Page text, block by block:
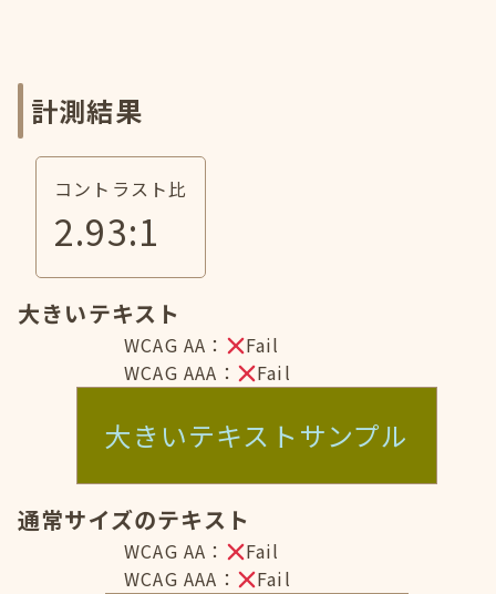
計測結果
コントラスト比
2.93:1
大きいテキスト
WCAG AA：
Fail
WCAG AAA：
Fail
大きいテキストサンプル
通常サイズのテキスト
WCAG AA：
Fail
WCAG AAA：
Fail